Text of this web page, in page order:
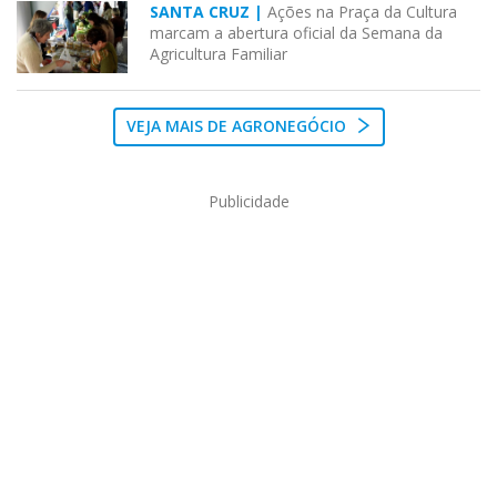
SANTA CRUZ | Ações na Praça da Cultura
marcam a abertura oficial da Semana da
Agricultura Familiar
VEJA MAIS DE AGRONEGÓCIO
Publicidade